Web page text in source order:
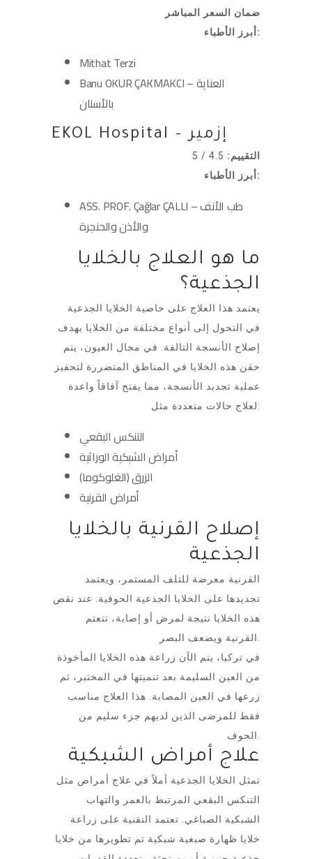
ضمان السعر المباشر
أبرز الأطباء:
Mithat Terzi
Banu OKUR ÇAKMAKCI – العناية
بالأسنان
EKOL Hospital – إزمير
التقييم:
أبرز الأطباء:
ASS. PROF. Çağlar ÇALLI – طب الأنف
والأذن والحنجرة
ما هو العلاج بالخلايا
الجذعية؟
يعتمد هذا العلاج على خاصية الخلايا الجذعية
في التحول إلى أنواع مختلفة من الخلايا بهدف
إصلاح الأنسجة التالفة. في مجال العيون، يتم
حقن هذه الخلايا في المناطق المتضررة لتحفيز
عملية تجديد الأنسجة، مما يفتح آفاقاً واعدة
لعلاج حالات متعددة مثل:
التنكس البقعي
أمراض الشبكية الوراثية
الزرق (الغلوكوما)
أمراض القرنية
إصلاح القرنية بالخلايا
الجذعية
القرنية معرضة للتلف المستمر، ويعتمد
تجديدها على الخلايا الجذعية الحوفية. عند نقص
هذه الخلايا نتيجة لمرض أو إصابة، تتعتم
في تركيا، يتم الآن زراعة هذه الخلايا المأخوذة
من العين السليمة بعد تنميتها في المختبر، ثم
زرعها في العين المصابة. هذا العلاج مناسب
فقط للمرضى الذين لديهم جزء سليم من
علاج أمراض الشبكية
تمثل الخلايا الجذعية أملاً في علاج أمراض مثل
التنكس البقعي المرتبط بالعمر والتهاب
الشبكية الصباغي. تعتمد التقنية على زراعة
خلايا ظهارة صبغية شبكية تم تطويرها من خلايا